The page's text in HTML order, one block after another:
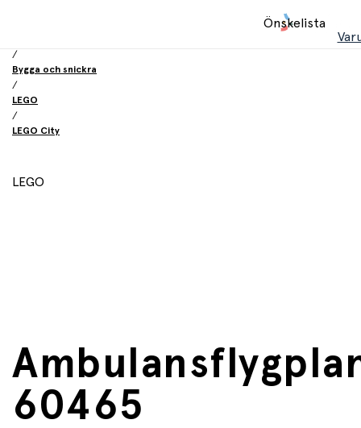
Önskelista
/
Bygga och snickra
/
LEGO
/
LEGO City
LEGO
60465